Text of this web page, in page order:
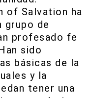
of Salvation ha
grupo de
profesado fe
sido
básicas de la
y la
tener una